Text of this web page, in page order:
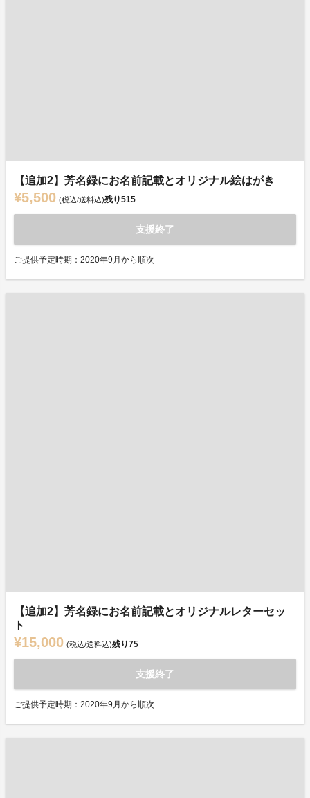
【追加2】芳名録にお名前記載とオリジナル絵はがき
¥5,500 (税込/送料込)残り515
支援終了
ご提供予定時期：2020年9月から順次
【追加2】芳名録にお名前記載とオリジナルレターセッ
ト
¥15,000 (税込/送料込)残り75
支援終了
ご提供予定時期：2020年9月から順次